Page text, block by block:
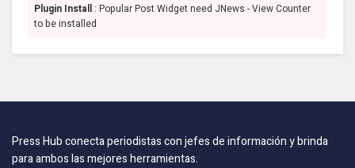
Plugin Install : Popular Post Widget need JNews - View Counter
to be installed
Press Hub conecta periodistas con jefes de información y brinda
para ambos las mejores herramientas.